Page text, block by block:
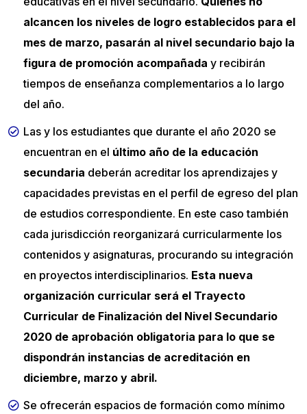
alcancen los niveles de logro establecidos para el
mes de marzo, pasarán al nivel secundario bajo la
figura de promoción acompañada y recibirán
tiempos de enseñanza complementarios a lo largo
del año.
Las y los estudiantes que durante el año 2020 se
encuentran en el último año de la educación
secundaria deberán acreditar los aprendizajes y
capacidades previstas en el perfil de egreso del plan
de estudios correspondiente. En este caso también
cada jurisdicción reorganizará curricularmente los
contenidos y asignaturas, procurando su integración
en proyectos interdisciplinarios. Esta nueva
organización curricular será el Trayecto
Curricular de Finalización del Nivel Secundario
2020 de aprobación obligatoria para lo que se
dispondrán instancias de acreditación en
diciembre, marzo y abril.
Se ofrecerán espacios de formación como mínimo